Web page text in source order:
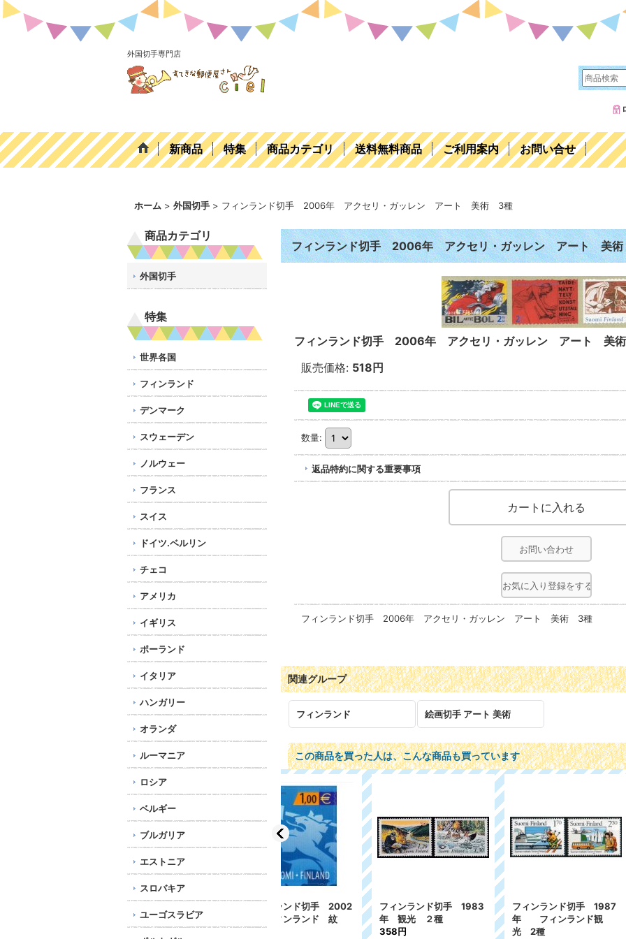
外国切手専門店
新商品 特集 商品カテゴリ 送料無料商品 ご利用案内 お問い合せ
ホーム > 外国切手 > フィンランド切手 2006年 アクセリ・ガッレン アート 美術 3種
商品カテゴリ
外国切手
特集
世界各国
フィンランド
デンマーク
スウェーデン
ノルウェー
フランス
スイス
ドイツ.ベルリン
チェコ
アメリカ
イギリス
ポーランド
イタリア
ハンガリー
オランダ
ルーマニア
ロシア
ベルギー
ブルガリア
エストニア
スロバキア
ユーゴスラビア
フィンランド切手 2006年 アクセリ・ガッレン アート 美
フィンランド切手 2006年 アクセリ・ガッレン アート 美
販売価格: 518円
数量:
返品特約に関する重要事項
お問い合わせ
お気に入り登録をする
フィンランド切手 2006年 アクセリ・ガッレン アート 美術 3種
関連グループ
フィンランド 絵画切手 アート 美術
この商品を買った人は、こんな商品も買っています
年 クリスマス 鳥 2種
年 フィンランド 紋
章 1種
フィンランド切手 1983
年 観光 ２種
フィンランド切手 1987
年 フィンランド観
フィンランド
クリスマス3種